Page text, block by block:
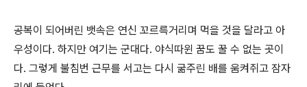
공복이 되어버린 뱃속은 연신 꼬르륵거리며 먹을 것을 달라고 아
우성이다. 하지만 여기는 군대다. 야식따윈 꿈도 꿀 수 없는 곳이
다. 그렇게 불침번 근무를 서고는 다시 굶주린 배를 움켜쥐고 잠자